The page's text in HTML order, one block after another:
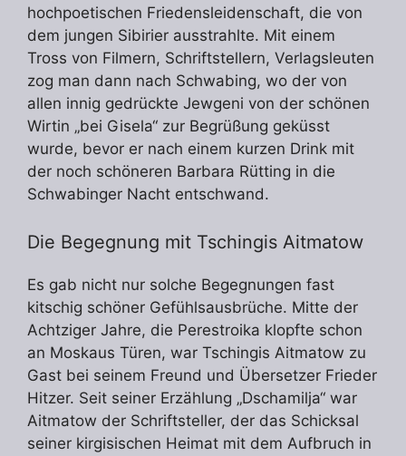
hochpoetischen Friedensleidenschaft, die von
dem jungen Sibirier ausstrahlte. Mit einem
Tross von Filmern, Schriftstellern, Verlagsleuten
zog man dann nach Schwabing, wo der von
allen innig gedrückte Jewgeni von der schönen
Wirtin „bei Gisela“ zur Begrüßung geküsst
wurde, bevor er nach einem kurzen Drink mit
der noch schöneren Barbara Rütting in die
Schwabinger Nacht entschwand.
Die Begegnung mit Tschingis Aitmatow
Es gab nicht nur solche Begegnungen fast
kitschig schöner Gefühlsausbrüche. Mitte der
Achtziger Jahre, die Perestroika klopfte schon
an Moskaus Türen, war Tschingis Aitmatow zu
Gast bei seinem Freund und Übersetzer Frieder
Hitzer. Seit seiner Erzählung „Dschamilja“ war
Aitmatow der Schriftsteller, der das Schicksal
seiner kirgisischen Heimat mit dem Aufbruch in